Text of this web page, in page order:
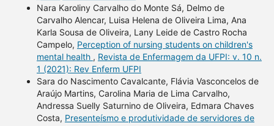
Nara Karoliny Carvalho do Monte Sá, Delmo de
Carvalho Alencar, Luisa Helena de Oliveira Lima, Ana
Karla Sousa de Oliveira, Lany Leide de Castro Rocha
Campelo, Perception of nursing students on children's
mental health , Revista de Enfermagem da UFPI: v. 10 n.
1 (2021): Rev Enferm UFPI
Sara do Nascimento Cavalcante, Flávia Vasconcelos de
Araújo Martins, Carolina Maria de Lima Carvalho,
Andressa Suelly Saturnino de Oliveira, Edmara Chaves
Costa, Presenteísmo e produtividade de servidores de